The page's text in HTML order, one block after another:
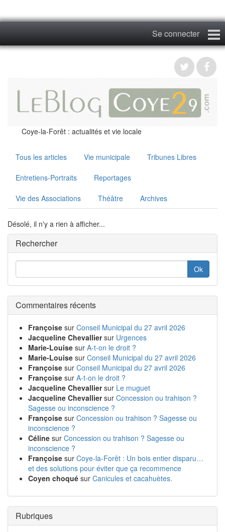
Se connecter
Coye29
Blog
Albums
Coye-la-Forêt : actualités et vie locale
Tous les articles Vie municipale Tribunes Libres
Entretiens-Portraits Reportages
Vie des Associations Théâtre Archives
Désolé, il n'y a rien à afficher...
Rechercher
Commentaires récents
Françoise sur Conseil Municipal du 27 avril 2026
Jacqueline Chevalliersur Urgences
Marie-Louise sur A-t-on le droit ?
Marie-Louise sur Conseil Municipal du 27 avril 2026
Françoise sur Conseil Municipal du 27 avril 2026
Françoise sur A-t-on le droit ?
Jacqueline Chevalliersur Le muguet
Jacqueline Chevalliersur Concession ou trahison ?
Sagesse ou inconscience ?
Françoise sur Concession ou trahison ? Sagesse ou
inconscience ?
Céline sur Concession ou trahison ? Sagesse ou
inconscience ?
Françoise sur Coye-la-Forêt : Un bois entier disparu…
et des solutions pour éviter que ça recommence
Coyen choqué sur Canicules et cacahuètes.
Rubriques